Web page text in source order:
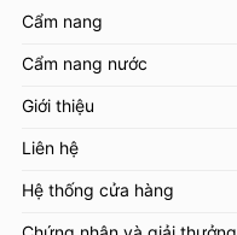
Cẩm nang
Cẩm nang nước
Giới thiệu
Liên hệ
Hệ thống cửa hàng